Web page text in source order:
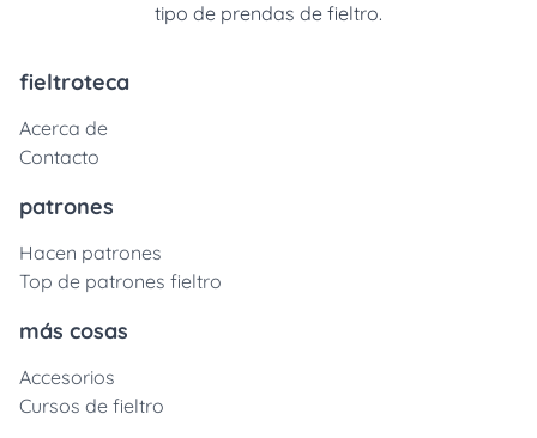
tipo de prendas de fieltro.
fieltroteca
Acerca de
Contacto
patrones
Hacen patrones
Top de patrones fieltro
más cosas
Accesorios
Cursos de fieltro